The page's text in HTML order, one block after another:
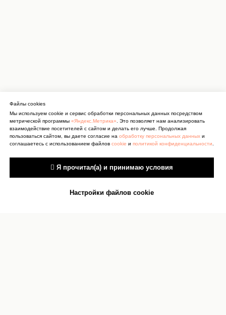
Файлы cookies
Мы используем cookie и сервис обработки персональных данных посредством
метрической программы «Яндекс.Метрика». Это позволяет нам анализировать
взаимодействие посетителей с сайтом и делать его лучше. Продолжая
пользоваться сайтом, вы даете согласие на обработку персональных данных и
соглашаетесь с использованием файлов cookie и политикой конфиденциальности.
 Я прочитал(а) и принимаю условия
Настройки файлов cookie